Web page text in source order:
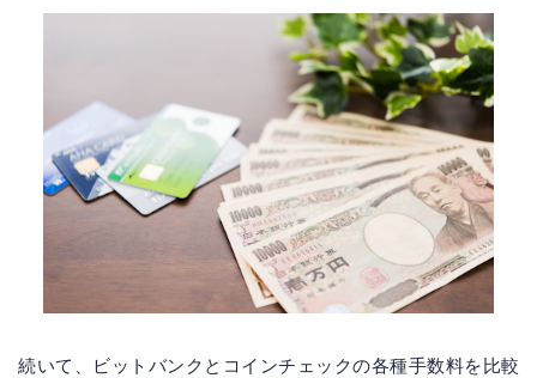
続いて、ビットバンクとコインチェックの各種手数料を比較